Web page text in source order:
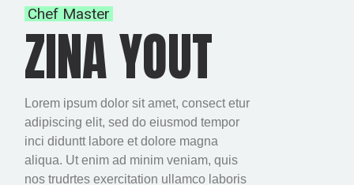
Chef Master
ZINA YOUT
Lorem ipsum dolor sit amet, consect etur
adipiscing elit, sed do eiusmod tempor
inci diduntt labore et dolore magna
aliqua. Ut enim ad minim veniam, quis
nos trudrtes exercitation ullamco laboris